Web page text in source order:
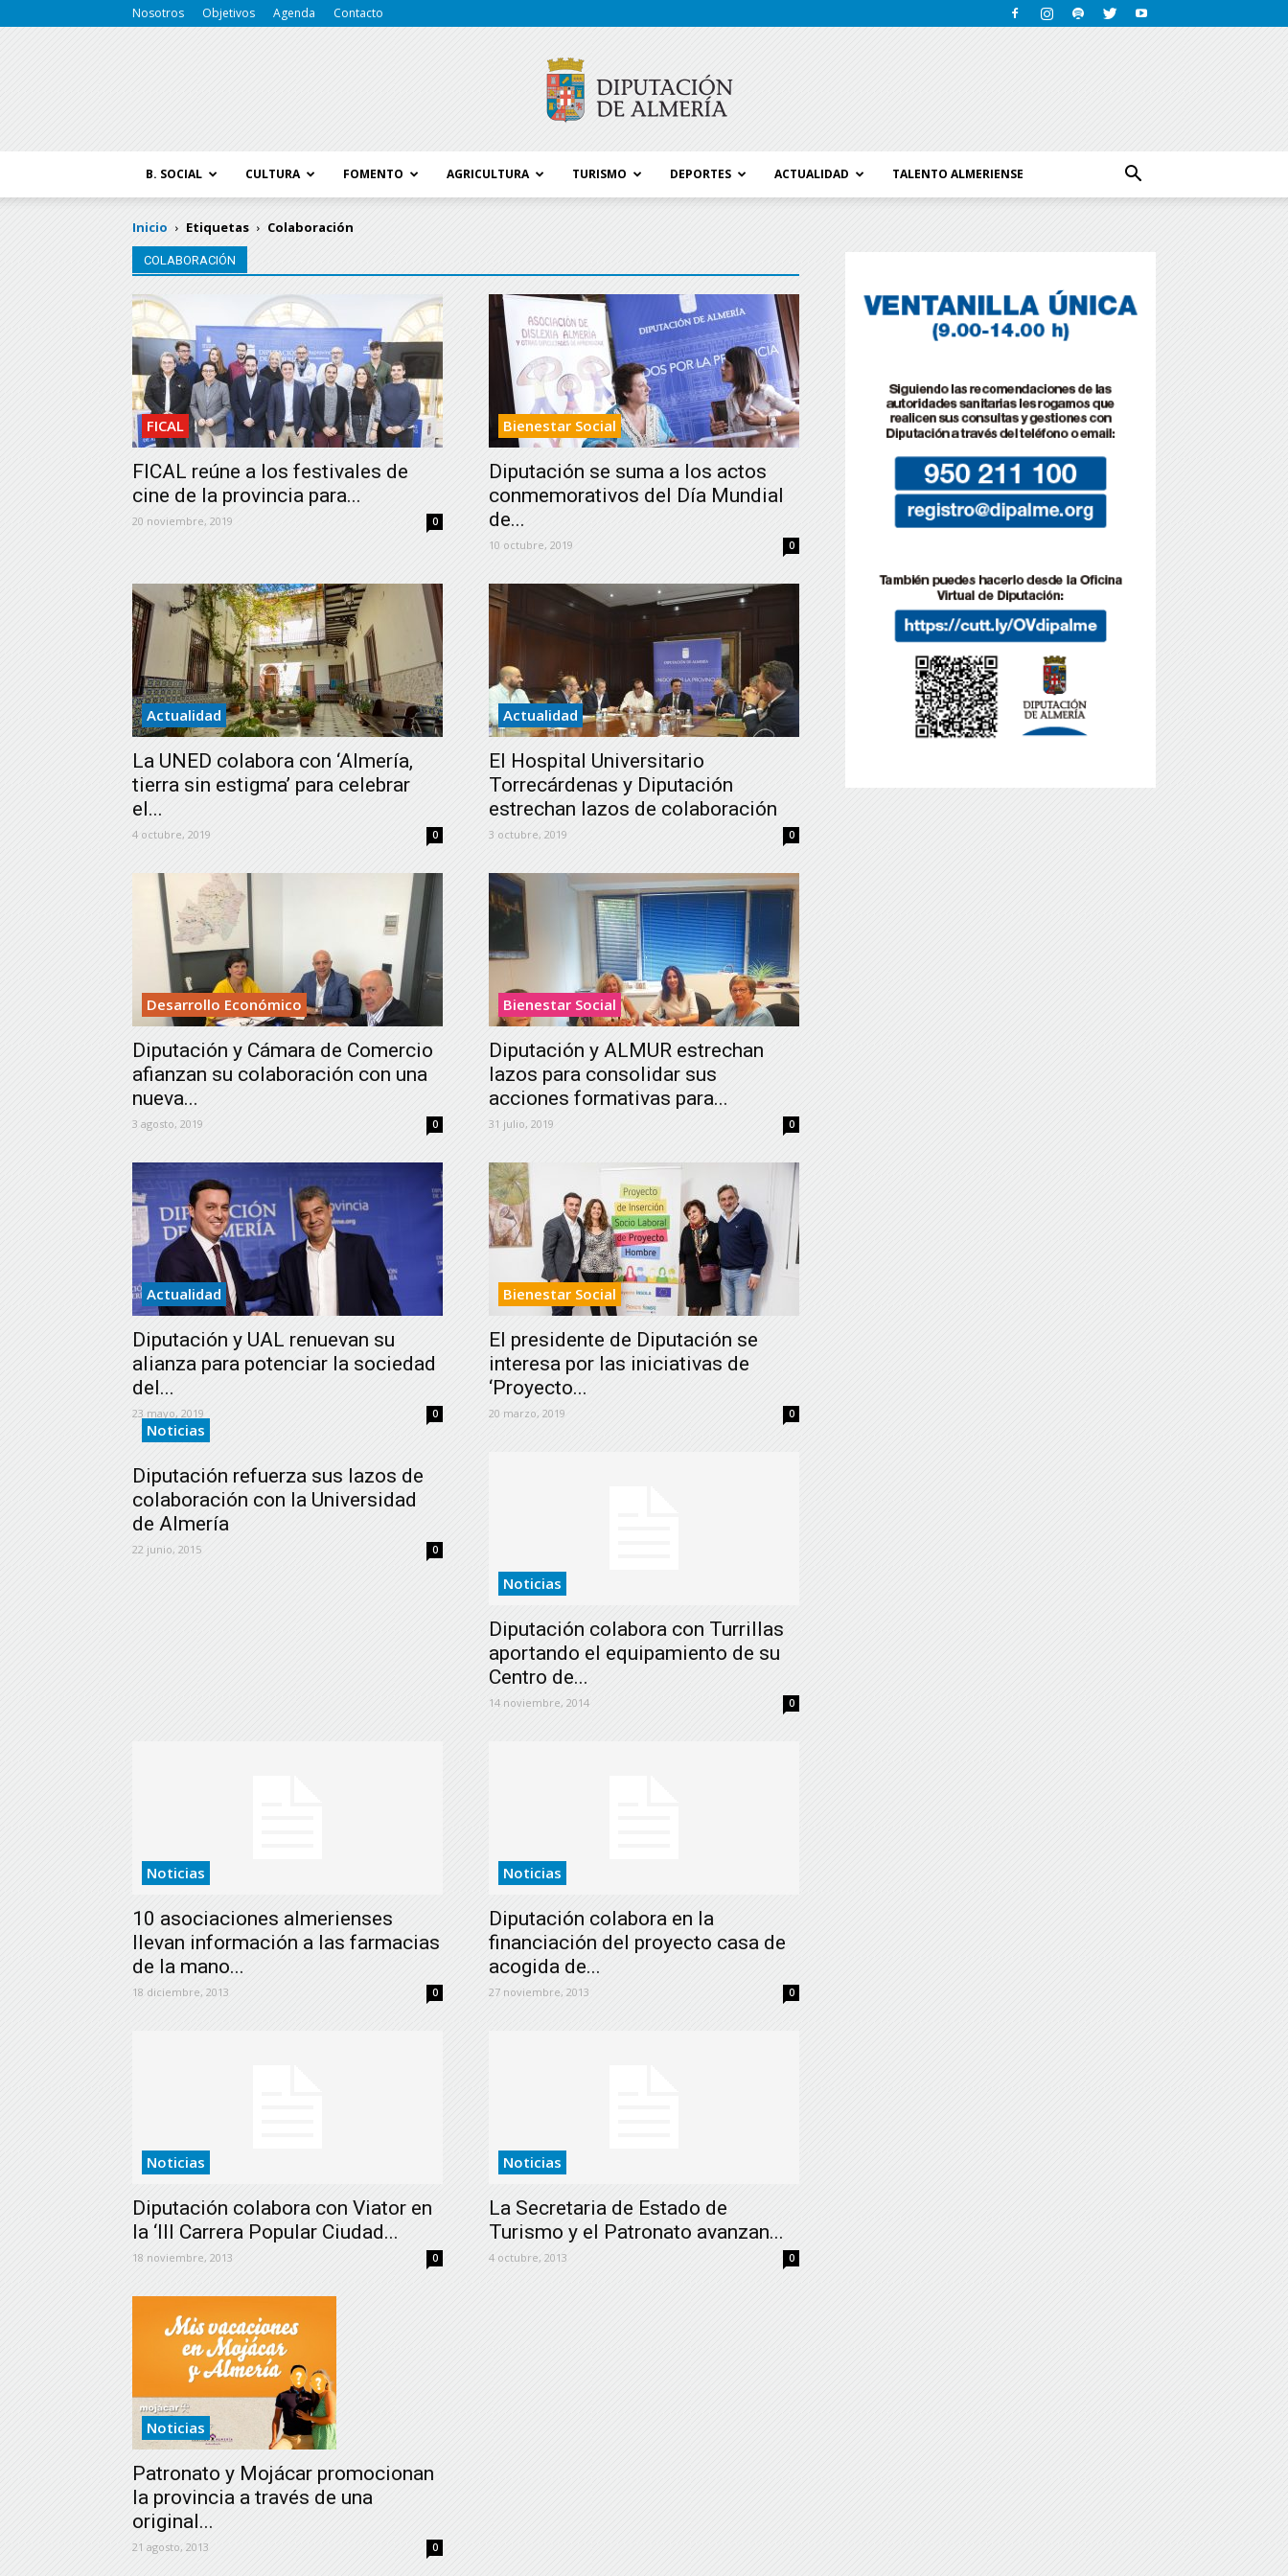
Nosotros Objetivos Agenda Contacto
Diputación
de
B. SOCIAL CULTURA FOMENTO AGRICULTURA TURISMO DEPORTES ACTUALIDAD TALENTO ALMERIENSE
Inicio Etiquetas Colaboración
COLABORACIÓN
FICAL
FICAL reúne a los festivales de
cine de la provincia para...
20 noviembre, 2019 0
Bienestar Social
Diputación se suma a los actos
conmemorativos del Día Mundial
de...
10 octubre, 2019 0
Actualidad
La UNED colabora con ‘Almería,
tierra sin estigma’ para celebrar
el...
4 octubre, 2019 0
Actualidad
El Hospital Universitario
Torrecárdenas y Diputación
estrechan lazos de colaboración
3 octubre, 2019 0
Desarrollo Económico
Diputación y Cámara de Comercio
afianzan su colaboración con una
nueva...
3 agosto, 2019 0
Bienestar Social
Diputación y ALMUR estrechan
lazos para consolidar sus
acciones formativas para...
31 julio, 2019 0
Actualidad
Diputación y UAL renuevan su
alianza para potenciar la sociedad
del...
23 mayo, 2019 0
Bienestar Social
El presidente de Diputación se
interesa por las iniciativas de
‘Proyecto...
20 marzo, 2019 0
Noticias
Diputación refuerza sus lazos de
colaboración con la Universidad
de Almería
22 junio, 2015 0
Noticias
Diputación colabora con Turrillas
aportando el equipamiento de su
Centro de...
14 noviembre, 2014 0
Noticias
10 asociaciones almerienses
llevan información a las farmacias
de la mano...
18 diciembre, 2013 0
Noticias
Diputación colabora en la
financiación del proyecto casa de
acogida de...
27 noviembre, 2013 0
Noticias
Diputación colabora con Viator en
la ‘III Carrera Popular Ciudad...
18 noviembre, 2013 0
Noticias
La Secretaria de Estado de
Turismo y el Patronato avanzan...
4 octubre, 2013 0
Noticias
Patronato y Mojácar promocionan
la provincia a través de una
original...
21 agosto, 2013 0